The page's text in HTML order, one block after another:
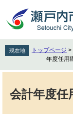
先
頭
を
飛
現在地 トップページ >
年度任用
会計年度任